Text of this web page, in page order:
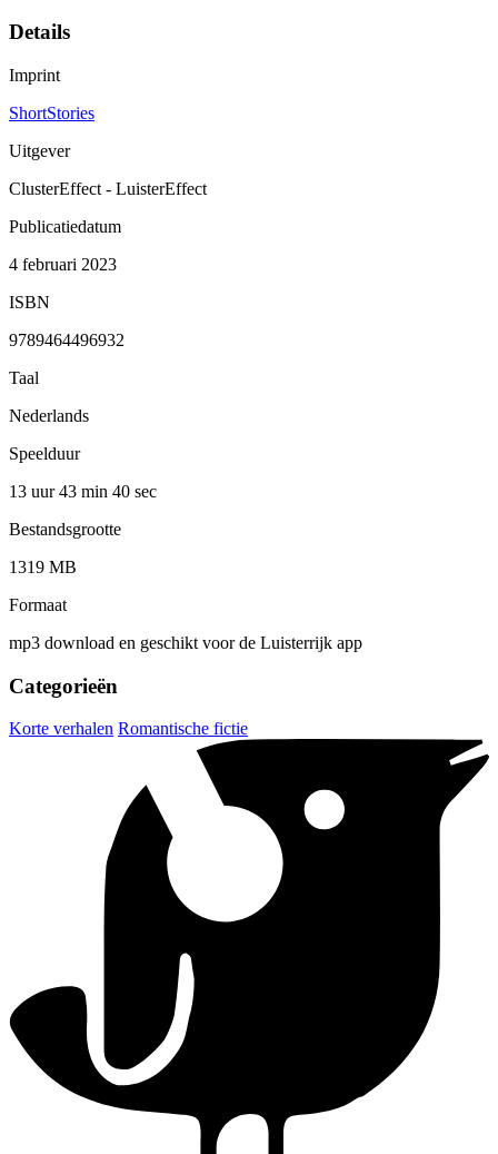
Details
Imprint
ShortStories
Uitgever
ClusterEffect - LuisterEffect
Publicatiedatum
4 februari 2023
ISBN
9789464496932
Taal
Nederlands
Speelduur
13 uur 43 min 40 sec
Bestandsgrootte
1319 MB
Formaat
mp3 download en geschikt voor de Luisterrijk app
Categorieën
Korte verhalen Romantische fictie